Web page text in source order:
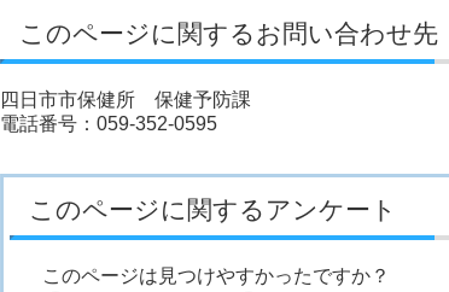
このページに関するお問い合わせ先
四日市市保健所 保健予防課
電話番号：059-352-0595
このページに関するアンケート
このページは見つけやすかったですか？